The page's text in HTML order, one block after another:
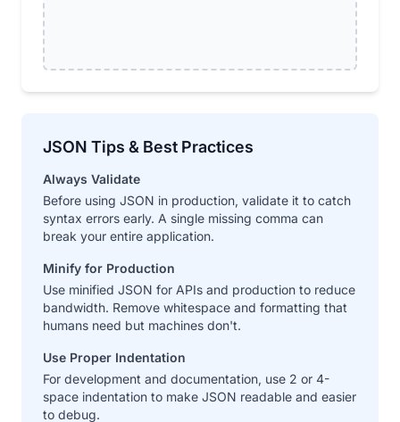
JSON Tips & Best Practices
Always Validate
Before using JSON in production, validate it to catch
syntax errors early. A single missing comma can
break your entire application.
Minify for Production
Use minified JSON for APIs and production to reduce
bandwidth. Remove whitespace and formatting that
humans need but machines don't.
Use Proper Indentation
For development and documentation, use 2 or 4-
space indentation to make JSON readable and easier
to debug.